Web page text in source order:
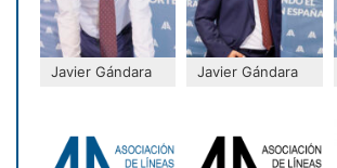
Javier Gándara Javier Gándara